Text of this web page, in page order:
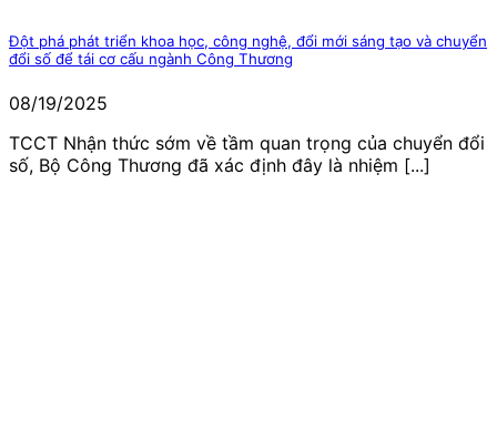
Đột phá phát triển khoa học, công nghệ, đổi mới sáng tạo và chuyển
đổi số để tái cơ cấu ngành Công Thương
08/19/2025
TCCT Nhận thức sớm về tầm quan trọng của chuyển đổi
số, Bộ Công Thương đã xác định đây là nhiệm [...]